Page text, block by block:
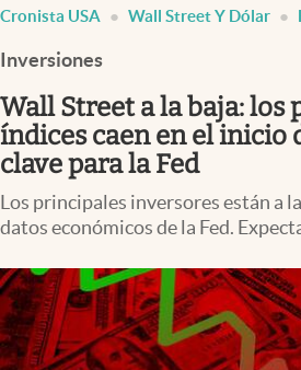
Espiritual
Streaming
PC y mobile
USA
Cronista USA Wall Street Y Dólar
Inversiones
Wall Street a la baja: los
índices caen en el inicio
clave para la Fed
Los principales inversores están a
datos económicos de la Fed.